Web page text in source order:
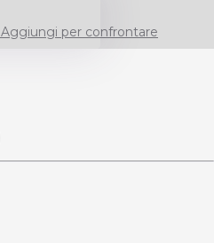
Aggiungi per confrontare